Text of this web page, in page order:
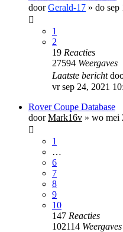
doorGerald-17 » do sep
1
2
19 Reacties
27594 Weergaves
Laatste bericht
vr sep 24, 2021
Rover Coupe Database
doorMark16v » wo mei
1
…
6
7
8
9
10
147 Reacties
102114 Weergaves